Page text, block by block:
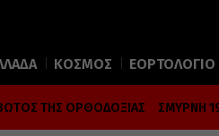
ΚΟΣΜΟΣ ΕΟΡΤΟΛΟΓΙΟ
ΤΗΣ ΟΡΘΟΔΟΞΙΑΣ ΣΜΥΡΝΗ